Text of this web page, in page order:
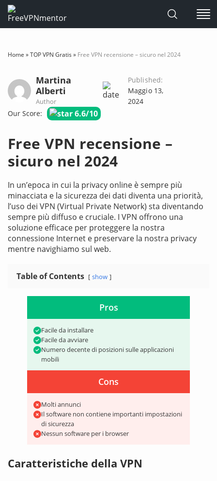
content
Home »TOP VPN Gratis » Free VPN recensione – sicuro nel 2024
Martina
Alberti
Author
Published:
Maggio 13,
2024
Our Score:
6.6/10
Free VPN recensione –
sicuro nel 2024
In un’epoca in cui la privacy online è sempre più
minacciata e la sicurezza dei dati diventa una priorità,
l’uso dei VPN (Virtual Private Network) sta diventando
sempre più diffuso e cruciale. I VPN offrono una
soluzione efficace per proteggere la nostra
connessione Internet e preservare la nostra privacy
mentre navighiamo sul web.
Table of Contents show
Pros
Facile da installare
Facile da avviare
Numero decente di posizioni sulle applicazioni
mobili
Cons
Molti annunci
Il software non contiene importanti impostazioni
di sicurezza
Nessun software per i browser
Caratteristiche della VPN